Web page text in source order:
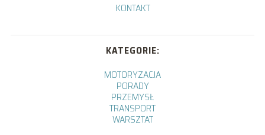
KONTAKT
KATEGORIE:
MOTORYZACJA
PORADY
PRZEMYSŁ
TRANSPORT
WARSZTAT